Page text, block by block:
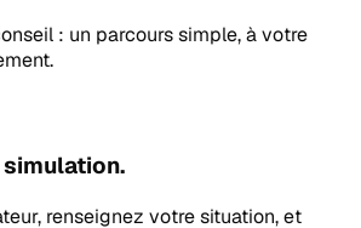
: un parcours simple, à votre
renseignez votre situation, et